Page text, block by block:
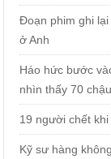
Đoạn phim ghi
ở Anh
Háo hức bước
nhìn thấy 70
19 người chết
Kỹ sư hàng